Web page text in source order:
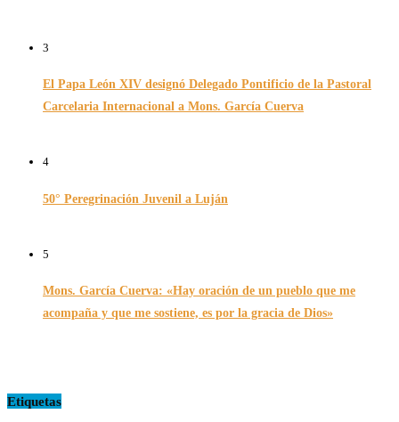
3
El Papa León XIV designó Delegado Pontificio de la Pastoral
Carcelaria Internacional a Mons. García Cuerva
4
50° Peregrinación Juvenil a Luján
5
Mons. García Cuerva: «Hay oración de un pueblo que me
acompaña y que me sostiene, es por la gracia de Dios»
Etiquetas